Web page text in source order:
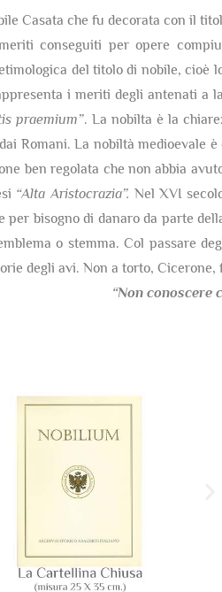
Casata che fu decorata con il
conseguiti per opere
del titolo di nobile, cioè
i meriti degli antenati a
praemium”. La nobilta è la
Romani. La nobiltà medioevale
ben regolata che non abbia
“Alta Aristocrazia”. Nel XVI
per bisogno di danaro da parte
o stemma. Col passare
degli avi. Non a torto,
“Non conoscere